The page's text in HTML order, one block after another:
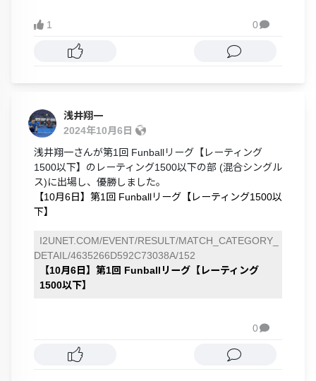
1 0
浅井翔一
2024年10月6日
浅井翔一さんが第1回 Funballリーグ【レーティング
1500以下】のレーティング1500以下の部 (混合シングル
ス)に出場し、優勝しました。
【10月6日】第1回 Funballリーグ【レーティング1500以
下】
I2UNET.COM/EVENT/RESULT/MATCH_CATEGORY_
DETAIL/4635266D592C73038A/152
【10月6日】第1回 Funballリーグ【レーティング
1500以下】
0